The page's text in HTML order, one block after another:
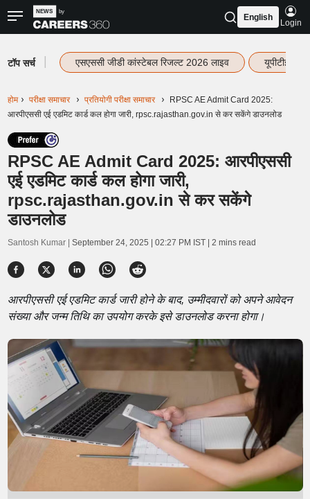
English
Login
टॉप सर्च एसएससी जीडी कांस्टेबल रिजल्ट 2026 लाइव यूपीटीईटी
होम परीक्षा समाचार प्रतियोगी परीक्षा समाचार
RPSC AE Admit Card 2025:
आरपीएससी एई एडमिट कार्ड कल होगा जारी, rpsc.rajasthan.gov.in से कर सकेंगे डाउनलोड
RPSC AE Admit Card 2025: आरपीएससी
एई एडमिट कार्ड कल होगा जारी,
rpsc.rajasthan.gov.in से कर सकेंगे
डाउनलोड
Santosh Kumar | September 24, 2025 | 02:27 PM IST| 2 mins read
आरपीएससी एई एडमिट कार्ड जारी होने के बाद, उम्मीदवारों को अपने आवेदन
संख्या और जन्म तिथि का उपयोग करके इसे डाउनलोड करना होगा।